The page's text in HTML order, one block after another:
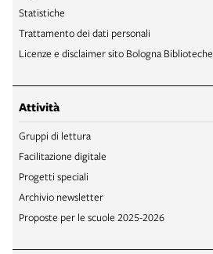
Statistiche
Trattamento dei dati personali
Licenze e disclaimer sito Bologna Biblioteche
Attività
Gruppi di lettura
Facilitazione digitale
Progetti speciali
Archivio newsletter
Proposte per le scuole 2025-2026